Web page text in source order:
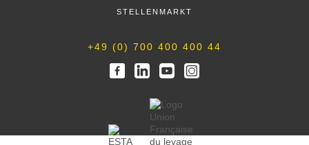
STELLENMARKT
+49 (0) 700 400 400 44